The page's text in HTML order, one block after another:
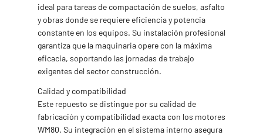
ideal para tareas de compactación de suelos, asfalto
y obras donde se requiere eficiencia y potencia
constante en los equipos. Su instalación profesional
garantiza que la maquinaria opere con la máxima
eficacia, soportando las jornadas de trabajo
exigentes del sector construcción.
Calidad y compatibilidad
Este repuesto se distingue por su calidad de
fabricación y compatibilidad exacta con los motores
WM80. Su integración en el sistema interno asegura